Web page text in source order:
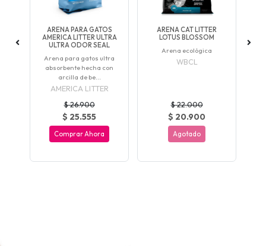
ARENA PARA GATOS
AMERICA LITTER ULTRA
ULTRA ODOR SEAL
Arena para gatos ultra
absorbente hecha con
arcilla de be...
AMERICA LITTER
$ 26.900
$ 25.555
Comprar Ahora
ARENA CAT LITTER
LOTUS BLOSSOM
Arena ecológica
WBCL
$ 22.000
$ 20.900
Agotado